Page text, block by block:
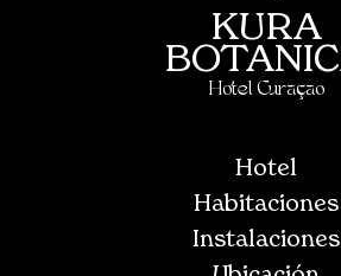
KURA
Hotel Curaçao
Hotel
Habitaciones
Instalaciones